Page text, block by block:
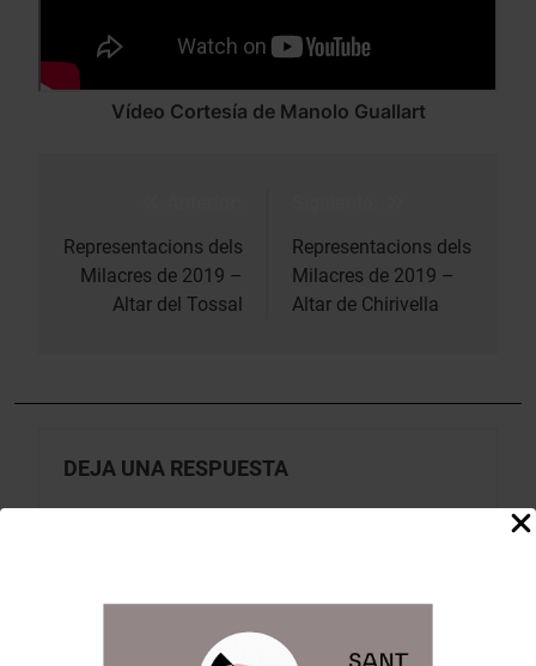
Vídeo Cortesía de Manolo Guallart
de
entradas
Representacions dels
Milacres de 2019 –
Altar del Tossal
Representacions dels
Milacres de 2019 –
Altar de Chirivella
DEJA UNA RESPUESTA